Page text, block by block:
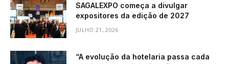
SAGALEXPO começa a divulgar
expositores da edição de 2027
JULHO 21, 2026
“A evolução da hotelaria passa cada